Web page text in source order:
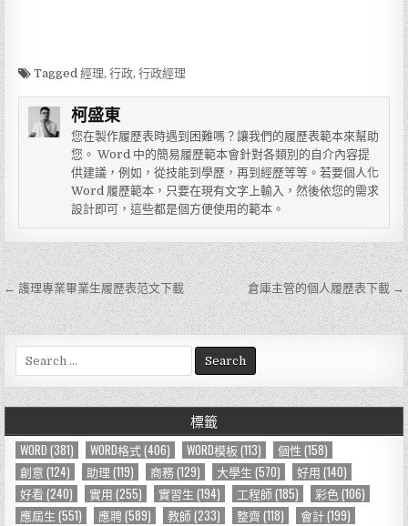
Tagged經理,行政,行政經理
柯盛東
您在製作履歷表時遇到困難嗎？讓我們的履歷表範本來幫助
您。 Word 中的簡易履歷範本會針對各類別的自介內容提
供建議，例如，從技能到學歷，再到經歷等等。若要個人化
Word 履歷範本，只要在現有文字上輸入，然後依您的需求
設計即可，這些都是個方便使用的範本。
文
章
導
覽
← 護理專業畢業生履歷表范文下載 倉庫主管的個人履歷表下載 →
e
a
r
h
f
o
r
標籤
WORD (381) WORD格式(406) WORD模板(113) 個性 (158)
創意 (124) 助理 (119) 商務(129) 大學生 (570) 好用 (140)
好看 (240) 實用 (255) 實習生 (194) 工程師(185) 彩色 (106)
應屆生 (551) 應聘(589) 教師(233) 整齊(118) 會計(199)